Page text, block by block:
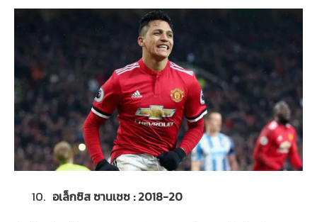
อเล็กซิส ซานเชซ : 2018-20